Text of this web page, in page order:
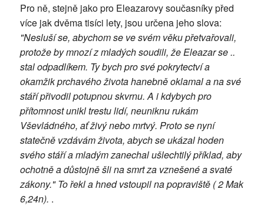
Pro ně, stejně jako pro Eleazarovy současníky před
více jak dvěma tisíci lety, jsou určena jeho slova:
"Nesluší se, abychom se ve svém věku přetvařovali,
protože by mnozí z mladých soudili, že Eleazar se ..
stal odpadlíkem. Ty bych pro své pokrytectví a
okamžik prchavého života hanebně oklamal a na své
stáří přivodil potupnou skvrnu. A i kdybych pro
přítomnost unikl trestu lidí, neuniknu rukám
Vševládného, ať živý nebo mrtvý. Proto se nyní
statečně vzdávám života, abych se ukázal hoden
svého stáří a mladým zanechal ušlechtilý příklad, aby
ochotně a důstojně šli na smrt za vznešené a svaté
zákony." To řekl a hned vstoupil na popraviště ( 2 Mak
6,24n). .